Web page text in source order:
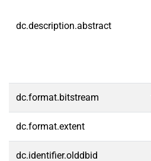
dc.description.abstract
dc.format.bitstream
dc.format.extent
dc.identifier.olddbid